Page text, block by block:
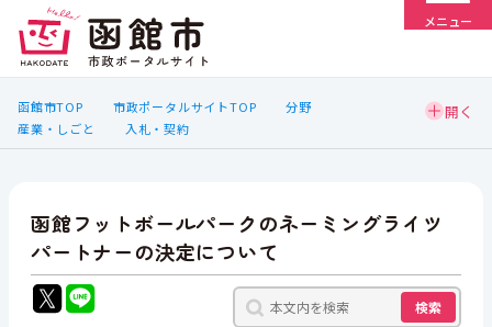
メニュー
函館市TOP 市政ポータルサイトTOP
分野
産業・しごと
入札・契約
函館フットボールパークのネーミングライツ
パートナーの決定について
検索